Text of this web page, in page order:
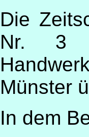
Die
Nr. 3
Münster
In dem